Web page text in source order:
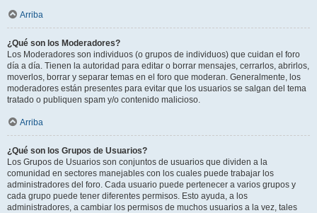
Arriba
¿Qué son los Moderadores?
Los Moderadores son individuos (o grupos de individuos) que cuidan el foro
día a día. Tienen la autoridad para editar o borrar mensajes, cerrarlos, abrirlos,
moverlos, borrar y separar temas en el foro que moderan. Generalmente, los
moderadores están presentes para evitar que los usuarios se salgan del tema
tratado o publiquen spam y/o contenido malicioso.
Arriba
¿Qué son los Grupos de Usuarios?
Los Grupos de Usuarios son conjuntos de usuarios que dividen a la
comunidad en sectores manejables con los cuales puede trabajar los
administradores del foro. Cada usuario puede pertenecer a varios grupos y
cada grupo puede tener diferentes permisos. Esto ayuda, a los
administradores, a cambiar los permisos de muchos usuarios a la vez, tales